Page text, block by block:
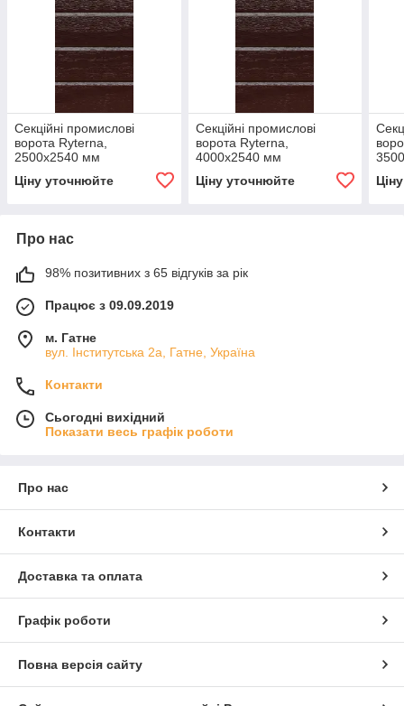
Секційні промислові
ворота Ryterna,
2500х2540 мм
Ціну уточнюйте
Секційні промислові
ворота Ryterna,
4000х2540 мм
Ціну уточнюйте
Про нас
98% позитивних з 65 відгуків за рік
Працює з 09.09.2019
м. Гатне
вул. Інститутська 2а, Гатне, Україна
Контакти
Сьогодні вихідний
Показати весь графік роботи
Про нас
Контакти
Доставка та оплата
Графік роботи
Повна версія сайту